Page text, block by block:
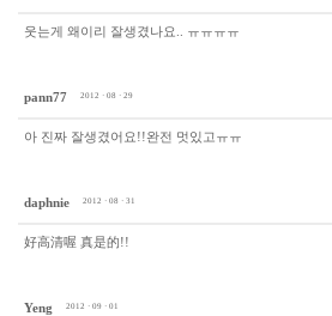
웃는게 왜이리 잘생겼나요.. ㅠㅠㅠㅠ
pann77 2012 · 08 · 29
아 진짜 잘생겼어요!!완전 멋있고ㅠㅠ
daphnie 2012 · 08 · 31
好高清喔 真是的!!
Yeng 2012 · 09 · 01